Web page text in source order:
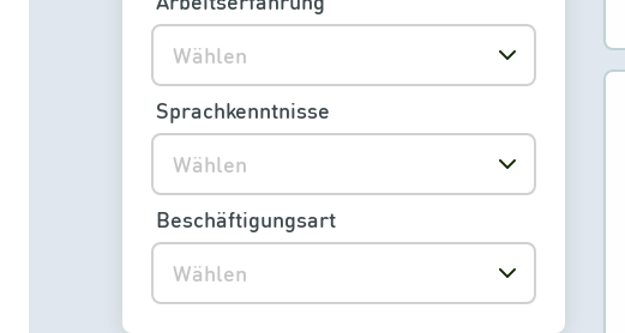
Wählen
Wählen
Sprachkenntnisse
Wählen
Beschäftigungsart